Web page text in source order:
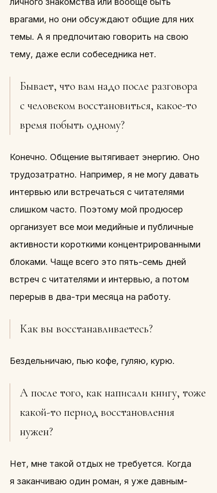
врагами, но они обсуждают общие для них
темы. А я предпочитаю говорить на свою
тему, даже если собеседника нет.
Бывает, что вам надо после разговора
с человеком восстановиться, какое-то
время побыть одному?
Конечно. Общение вытягивает энергию. Оно
трудозатратно. Например, я не могу давать
интервью или встречаться с читателями
слишком часто. Поэтому мой продюсер
организует все мои медийные и публичные
активности короткими концентрированными
блоками. Чаще всего это пять-семь дней
встреч с читателями и интервью, а потом
перерыв в два-три месяца на работу.
Как вы восстанавливаетесь?
Бездельничаю, пью кофе, гуляю, курю.
А после того, как написали книгу, тоже
какой-то период восстановления
нужен?
Нет, мне такой отдых не требуется. Когда
я заканчиваю один роман, я уже давным-